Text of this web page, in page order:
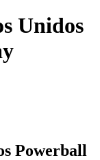
Unidos
Powerball